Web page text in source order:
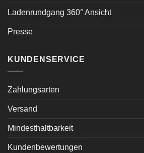
Ladenrundgang 360° Ansicht
Presse
KUNDENSERVICE
Zahlungsarten
Versand
Mindesthaltbarkeit
Kundenbewertungen